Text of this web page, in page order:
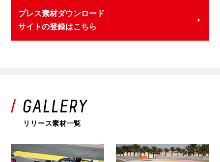
プレス素材ダウンロード
サイトの登録はこちら
リリース素材一覧